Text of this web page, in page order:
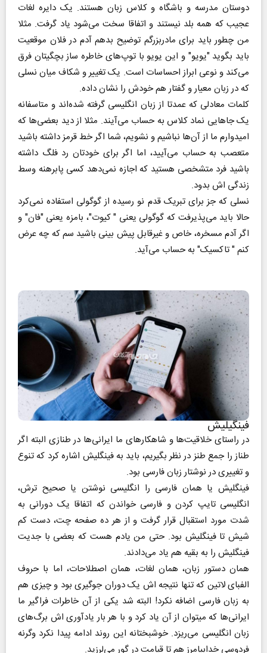
دوستان مدرسه و باشگاه و کلاس زبان هستند. یک دایره لغات
عجیب که همه بلد نیستند و اتفاقا سخت می‌شود یاد گرفت. مثلا
من چطور باید برای مادربزرگم توضیح بدهم آدم در فلان موقعیت
باید بگوید "یویو" و این یویو با توپ‌های خاطره ساز بچگیتان فرق
می‌کند و نوعی ابراز احساسات است. یک تغییر و شکاف میان نسلی
که در زبان معیار و گفتار هم خودش را نشان داده.
کلمات معادلی که عمدتا از زبان انگلیسی گرفته شده‌اند و متاسفانه
یک جا‌هایی نماد کلاس به حساب می‌آیند. مثلا از دید بعضی‌ها که
امیدوارم ما از آن‌ها نباشیم و نشویم، شما اگر خط قرمز داشته باشید
متعصب به حساب می‌آیید، اما اگر برای خودتان رد فلگ داشته
باشید فرد متشخصی هستید که اجازه نمی‌دهد کسی پابرهنه وسط
زندگی اش بدود.
نسلی که جز برای تبریک قدم نو رسیده از گوگولی استفاده نمی‌کرد
حالا باید می‌پذیرفت که گوگولی یعنی " کیوت"، بامزه یعنی "فان" و
اگر آدم مسخره، خاص و غیرقابل پیش بینی باشید سم که چه عرض
کنم " تاکسیک" به حساب می‌آید.
فینگیلیش
در راستای خلاقیت‌ها و شاهکار‌های ما ایرانی‌ها در طنازی البته اگر
طناز را جمع طنز در نظر بگیریم، باید به فینگلیش اشاره کرد که تنوع
و تغییری در نوشتار زبان فارسی بود.
فینگلیش یا همان فارسی را انگلیسی نوشتن یا صحیح ترش،
انگلیسی تایپ کردن و فارسی خواندن که اتفاقا یک دورانی به
شدت مورد استقبال قرار گرفت و از هر ده صفحه چت، دست کم
شیش تا فینگلیش بود. حتی من یادم هست که بعضی با جدیت
فینگلیش را به بقیه هم یاد می‌دادند.
همان دستور زبان، همان لغات، همان اصطلاحات، اما با حروف
الفبای لاتین که تنها نتیجه اش یک دوران جوگیری بود و چیزی هم
به زبان فارسی اضافه نکرد! البته شد یکی از آن خاطرات فراگیر ما
ایرانی‌ها که میتوان از آن یاد کرد و با هر بار یادآوری اش برگ‌های
زبان انگلیسی می‌ریزد. خوشبختانه این روند ادامه پیدا نکرد وگرنه
فردوسی خدابیامرز هم تا قیامت در گور می‌لرزید.